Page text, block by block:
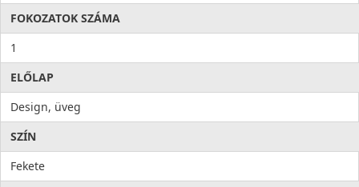
FOKOZATOK SZÁMA
1
ELŐLAP
Design, üveg
SZÍN
Fekete